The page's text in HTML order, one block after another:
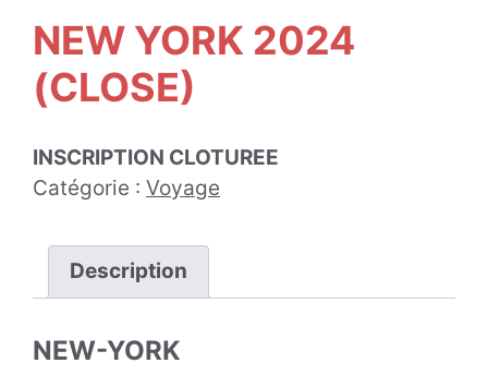
NEW YORK 2024
(CLOSE)
INSCRIPTION CLOTUREE
Catégorie : Voyage
Description
NEW-YORK